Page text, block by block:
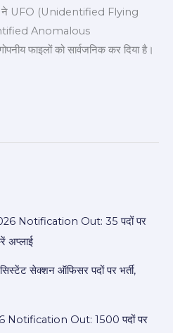
ने UFO (Unidentified Flying
Anomalous
फाइलों को सार्वजनिक कर दिया है।
Notification Out: 35 पदों पर
अप्लाई
सेक्शन ऑफिसर पदों पर भर्ती,
Out: 1500 पदों पर